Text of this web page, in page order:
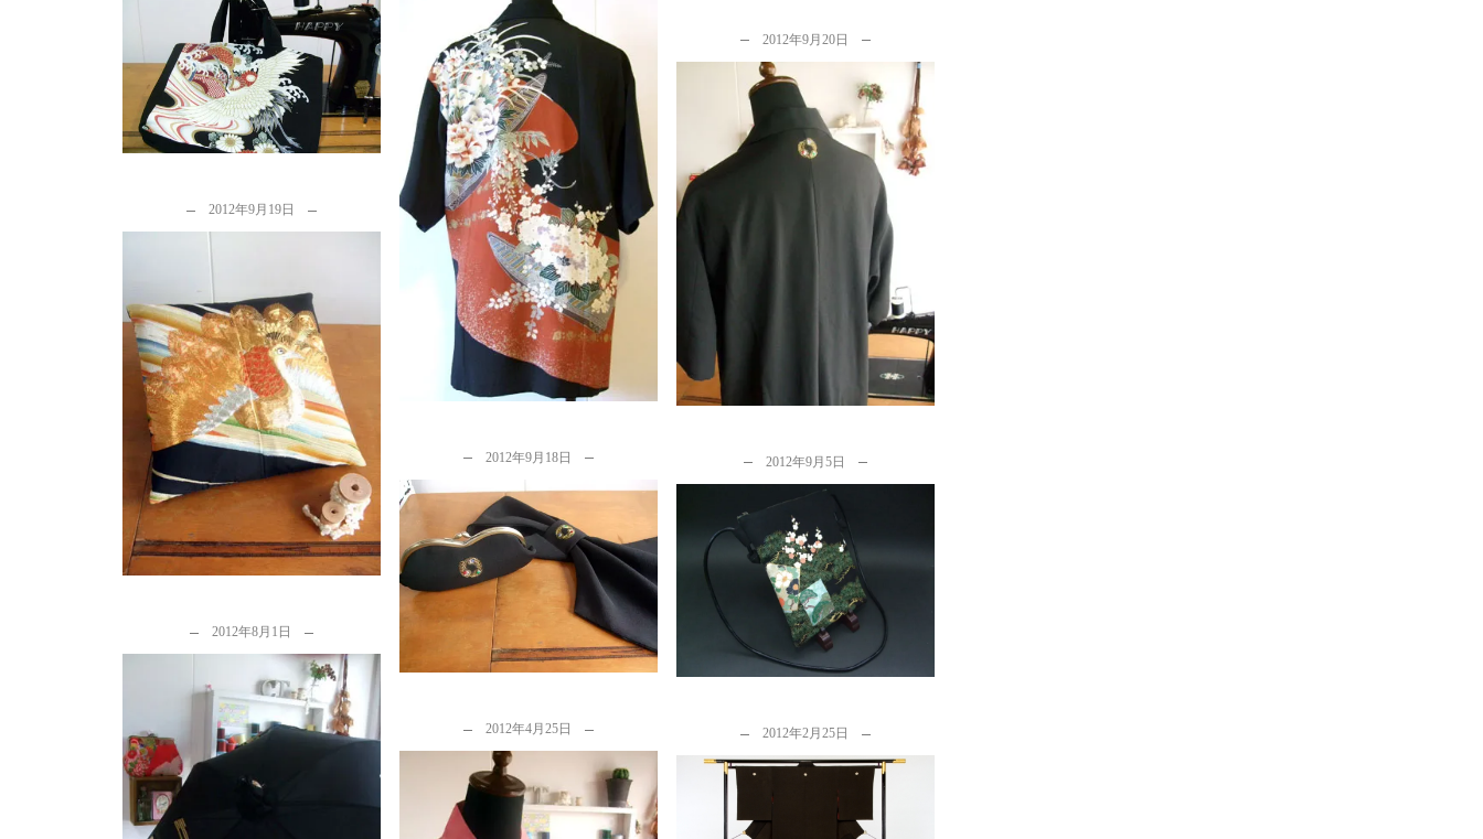
留袖リメイクアロハシャツと浴
衣リメイクエプロン
byカナタツ商店
留袖からのリメイク…着物リメ
イク3点セット「帽子」「バッ
グ」「日傘」
byカナタツ商店
2012年9月20日
留袖のリメイクと綿の着物のリ
メイクのご感想を頂きました
2012年9月19日
留袖からのリメイク…クッショ
ン（小座布団）、長財布、タペ
ストリー
byカナタツ商店
2012年9月18日
留袖からのリメイク…家紋を活
かしたポシェット・ガマ口・マ
フラー
by カナタツ商店
2012年9月5日
着物リメイク…人気の商品！シ
ョルダーバッグ
カナタツ商店
2012年8月1日
8月8日～13日・新宿伊勢丹でお
会いする方に納品した着物リメ
2012年4月25日 2012年2月25日
手作りオーダーメイド日傘はい